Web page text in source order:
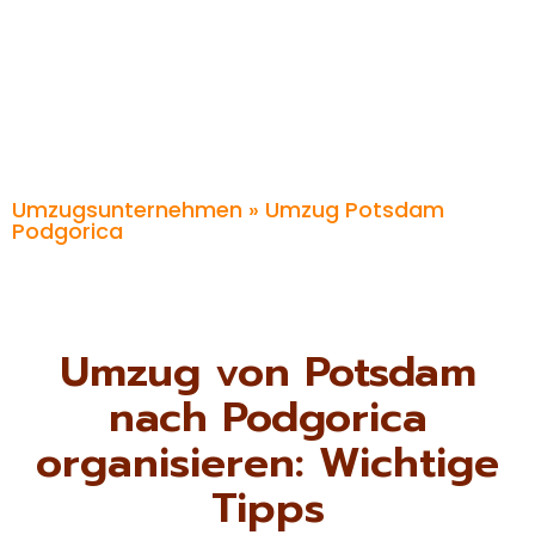
Umzugsunternehmen » Umzug Potsdam
Podgorica
Umzug von Potsdam
nach Podgorica
organisieren: Wichtige
Tipps